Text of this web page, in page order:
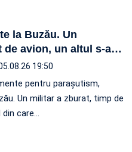
la Buzău. Un
de avion, un altul s-a…
19:50
pentru parașutism,
Un militar a zburat, timp de
care…